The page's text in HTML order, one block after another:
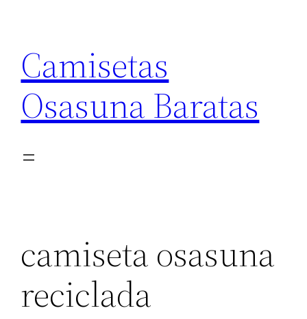
contenido
Camisetas
Osasuna Baratas
camiseta osasuna
reciclada